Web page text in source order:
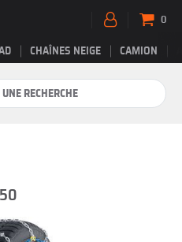
CHAÎNES NEIGE CAMION
0
UNE RECHERCHE